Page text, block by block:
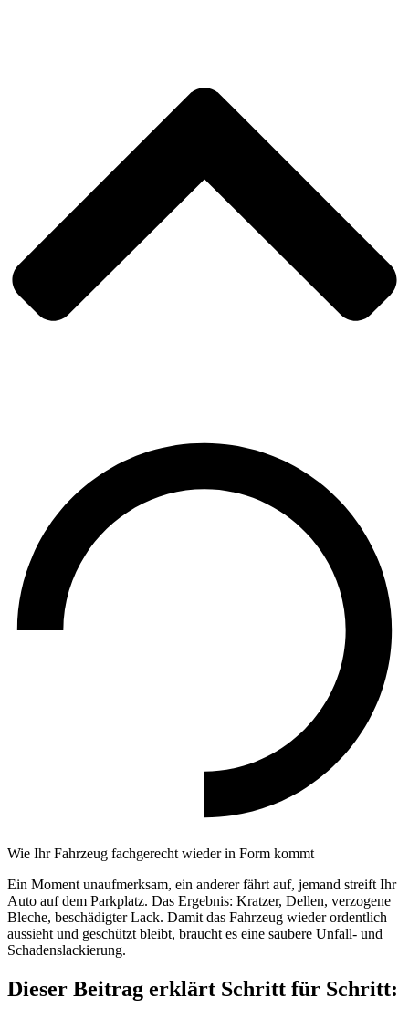
Wie Ihr Fahrzeug fachgerecht wieder in Form kommt
Ein Moment unaufmerksam, ein anderer fährt auf, jemand streift Ihr
Auto auf dem Parkplatz. Das Ergebnis: Kratzer, Dellen, verzogene
Bleche, beschädigter Lack. Damit das Fahrzeug wieder ordentlich
aussieht und geschützt bleibt, braucht es eine saubere Unfall- und
Schadenslackierung.
Dieser Beitrag erklärt Schritt für Schritt: